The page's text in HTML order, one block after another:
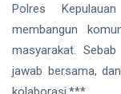
Polres
membangun
masyarakat.
jawab bersama,